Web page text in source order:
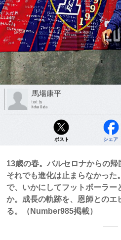
馬場康平
text by
Kohei Baba
ポスト シェア
13歳の春。バルセロナからの帰
それでも進化は止まらなかった
で、いかにしてフットボーラー
か。成長の軌跡を、恩師とのエ
る。（Number985掲載）